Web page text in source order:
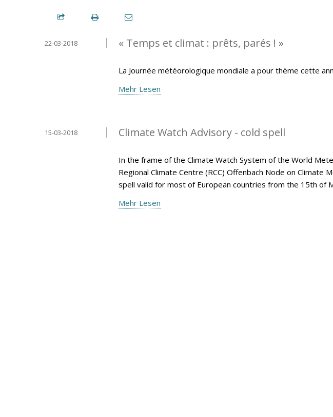
« Temps et climat : prêts, parés ! »
22-03-2018
La Journée météorologique mondiale a pour thème cette
Mehr Lesen
Climate Watch Advisory - cold spell
15-03-2018
In the frame of the Climate Watch System of the World
Regional Climate Centre (RCC) Offenbach Node on Climate
spell valid for most of European countries from the 15th of
Mehr Lesen